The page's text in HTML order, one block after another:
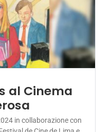
al Cinema
in collaborazione con